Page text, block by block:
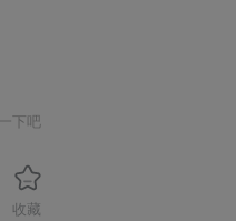
下吧
收藏